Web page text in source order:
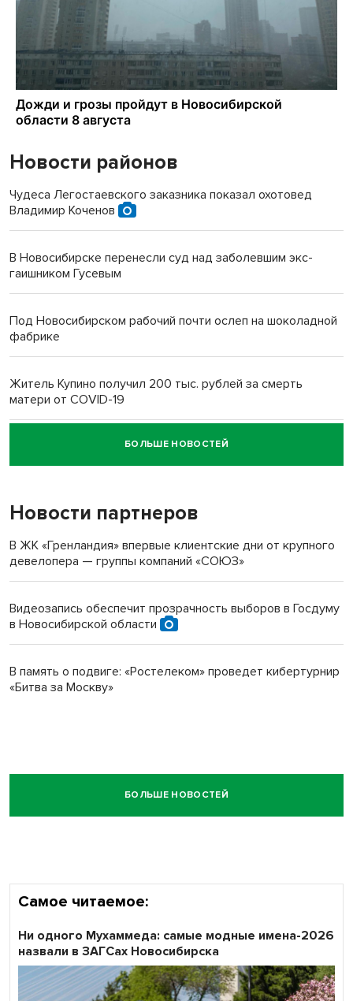
Новости районов
Чудеса Легостаевского заказника показал охотовед
Владимир Коченов
В Новосибирске перенесли суд над заболевшим экс-
гаишником Гусевым
Под Новосибирском рабочий почти ослеп на шоколадной
фабрике
Житель Купино получил 200 тыс. рублей за смерть
матери от COVID-19
Новосибирский суд наказал водителя за смерть
пенсионерки на вокзале
БОЛЬШЕ НОВОСТЕЙ
Новости партнеров
В ЖК «Гренландия» впервые клиентские дни от крупного
девелопера — группы компаний «СОЮЗ»
Видеозапись обеспечит прозрачность выборов в Госдуму
в Новосибирской области
В память о подвиге: «Ростелеком» проведет кибертурнир
«Битва за Москву»
БОЛЬШЕ НОВОСТЕЙ
Самое читаемое:
Ни одного Мухаммеда: самые модные имена-2026
назвали в ЗАГСах Новосибирска